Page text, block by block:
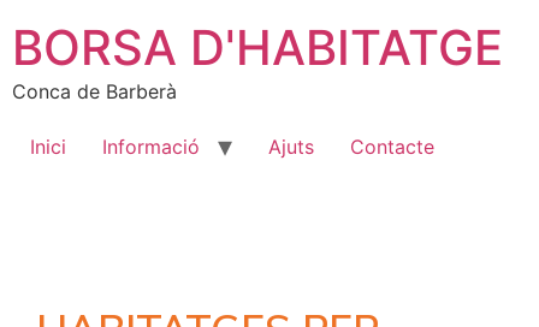
BORSA D'HABITATGE
Conca de Barberà
Inici Informació Ajuts Contacte